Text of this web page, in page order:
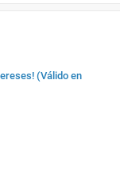
(Válido en